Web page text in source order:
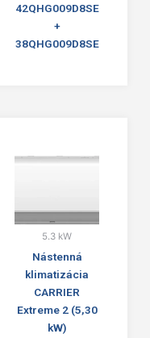
42QHG009D8SE
+
38QHG009D8SE
5.3 kW
Nástenná
klimatizácia
CARRIER
Extreme 2 (5,30
kW)